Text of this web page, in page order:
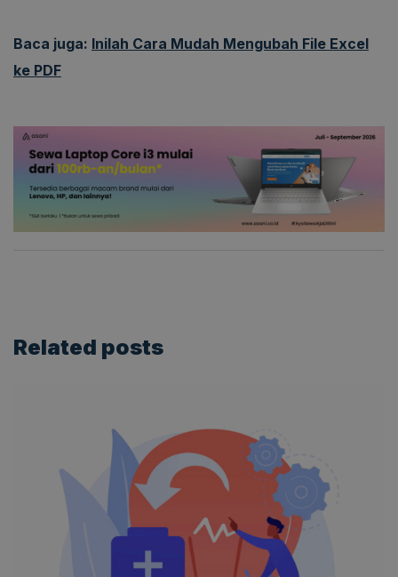
Baca juga: Inilah Cara Mudah Mengubah File Excel
ke PDF
Related posts